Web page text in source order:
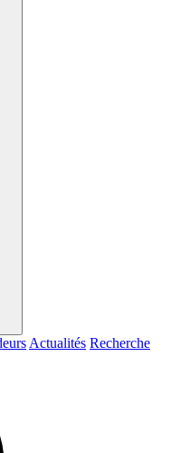
Actualités Recherche